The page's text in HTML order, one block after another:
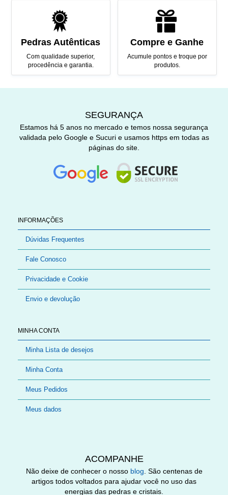
Pedras Autênticas
Com qualidade superior,
procedência e garantia.
Compre e Ganhe
Acumule pontos e troque por
produtos.
INFORMAÇÕES
Dúvidas Frequentes
Fale Conosco
Privacidade e Cookie
Envio e devolução
MINHA CONTA
Minha Lista de desejos
Minha Conta
Meus Pedidos
Meus dados
SEGURANÇA
Estamos há 5 anos no mercado e temos nossa segurança
validada pelo Google e Sucuri e usamos https em todas as
páginas do site.
ACOMPANHE
Não deixe de conhecer o nosso blog. São centenas de
artigos todos voltados para ajudar você no uso das
energias das pedras e cristais.